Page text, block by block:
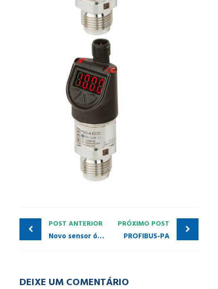
POST ANTERIOR
Novo sensor óptico da Festo com comunicação IO-Link
PRÓXIMO POST
PROFIBUS-PA
DEIXE UM COMENTÁRIO